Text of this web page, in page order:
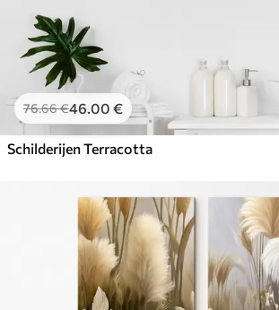
76.66€46.00 €
Schilderijen Terracotta